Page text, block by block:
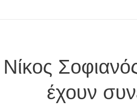
Νίκος
έχουν